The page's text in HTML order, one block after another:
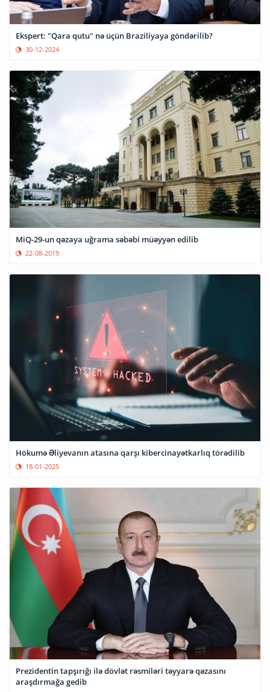
Ekspert: "Qara qutu" nə üçün Braziliyaya göndərilib?
30-12-2024
MiQ-29-un qəzaya uğrama səbəbi müəyyən edilib
22-08-2019
Hökumə Əliyevanın atasına qarşı kibercinayətkarlıq törədilib
18-01-2025
Prezidentin tapşırığı ilə dövlət rəsmiləri təyyarə qəzasını
araşdırmağa gedib